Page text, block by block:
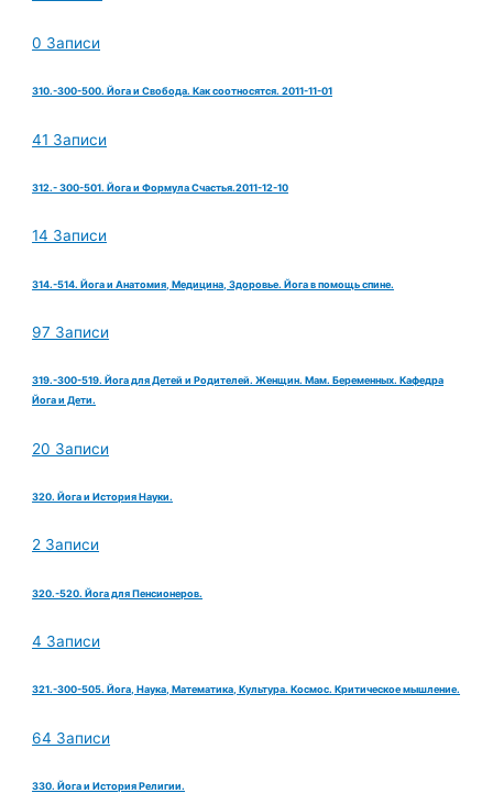
0 Записи
310.-300-500. Йога и Свобода. Как соотносятся. 2011-11-01
41 Записи
312.- 300-501. Йога и Формула Счастья.2011-12-10
14 Записи
314.-514. Йога и Анатомия, Медицина, Здоровье. Йога в помощь спине.
97 Записи
319.-300-519. Йога для Детей и Родителей. Женщин. Мам. Беременных. Кафедра
Йога и Дети.
20 Записи
320. Йога и История Науки.
2 Записи
320.-520. Йога для Пенсионеров.
4 Записи
321.-300-505. Йога, Наука, Математика, Культура. Космос. Критическое мышление.
64 Записи
330. Йога и История Религии.